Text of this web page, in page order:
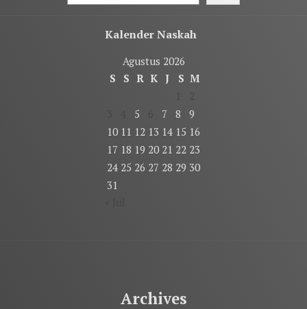
Kalender Naskah
Agustus 2026
S
S R K J S M
5 7 8
9
10 11 12 13 14 15 16
17 18 19 20 21 22 23
24 25 26 27 28 29 30
31
Archives